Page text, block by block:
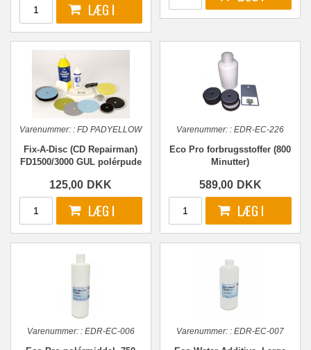
Varenummer: : FD PADYELLOW
Fix-A-Disc (CD Repairman)
FD1500/3000 GUL polérpude
125,00 DKK
Varenummer: : EDR-EC-226
Eco Pro forbrugsstoffer (800
Minutter)
589,00 DKK
Varenummer:: EDR-EC-006 Varenummer: : EDR-EC-007